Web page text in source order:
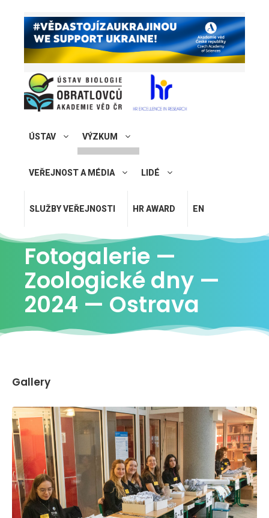
ÚSTAV VÝZKUM
VEŘEJNOST A MÉDIA LIDÉ
SLUŽBY VEŘEJNOSTI HR AWARD EN
Fotogalerie —
Zoologické dny —
2024 — Ostrava
Gallery